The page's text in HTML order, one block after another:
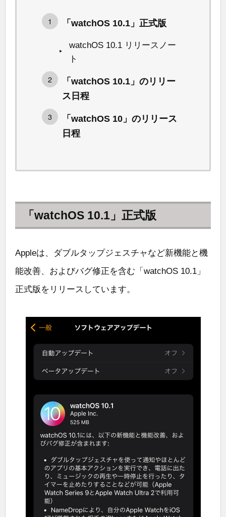
「watchOS 10.1」正式版
watchOS 10.1 リリースノー
ト
「watchOS 10.1」のリリー
ス日程
「watchOS 10」のリリース
日程
「watchOS 10.1」正式版
Appleは、ダブルタップジェスチャなど新機能と機
能改善、およびバグ修正を含む「watchOS 10.1」
正式版をリリースしています。